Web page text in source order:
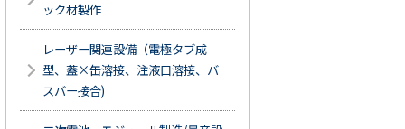
ック材製作
レーザー関連設備（電極タブ成
型、蓋×缶溶接、注液口溶接、バ
スバー接合)